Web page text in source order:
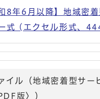
8年6月以降】地域密
式 (エクセル形式、
イル（地域密着型サー
版〉）